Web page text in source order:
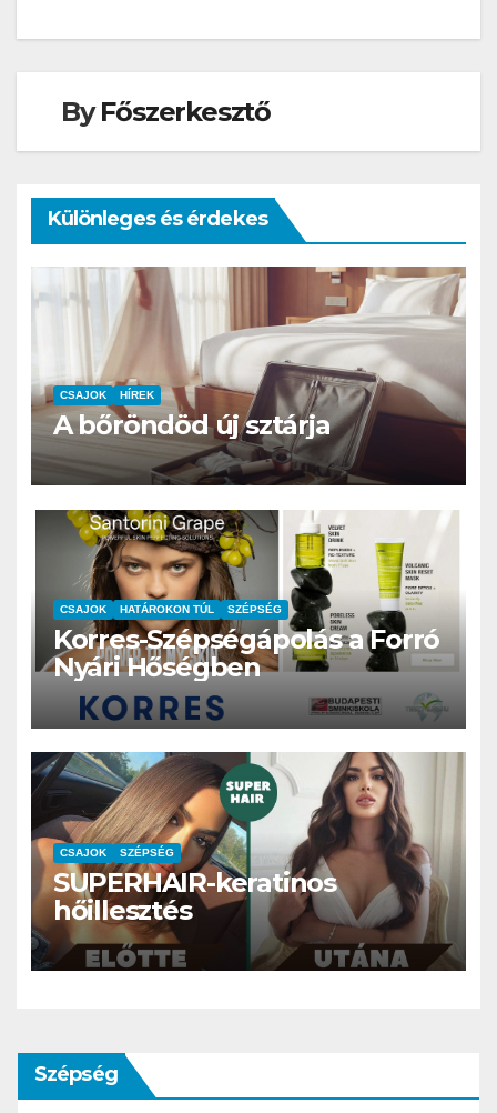
ByFőszerkesztő
Különleges és érdekes
CSAJOK HÍREK
A bőröndöd új sztárja
CSAJOK HATÁROKON TÚL SZÉPSÉG
Korres-Szépségápolás a Forró
Nyári Hőségben
CSAJOK SZÉPSÉG
SUPERHAIR-keratinos
hőillesztés
Szépség